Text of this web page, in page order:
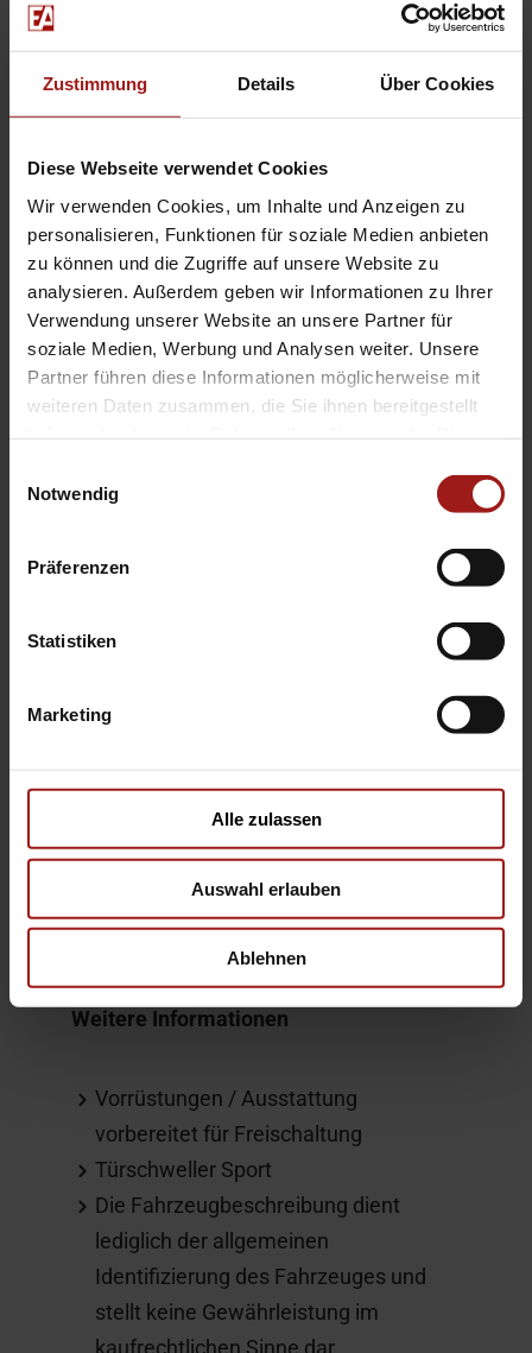
Zustimmung Details Über Cookies
Diese Webseite verwendet Cookies
Wir verwenden Cookies, um Inhalte und Anzeigen zu
personalisieren, Funktionen für soziale Medien anbieten
zu können und die Zugriffe auf unsere Website zu
analysieren. Außerdem geben wir Informationen zu Ihrer
Verwendung unserer Website an unsere Partner für
soziale Medien, Werbung und Analysen weiter. Unsere
Partner führen diese Informationen möglicherweise mit
weiteren Daten zusammen, die Sie ihnen bereitgestellt
Notwendig
Präferenzen
Statistiken
Marketing
Alle zulassen
Auswahl erlauben
Ablehnen
Mild-Hybrid
Schaltpunktanzeige
Steckdose 12V
teilautomatisierte Fahrassistenz
Laderaum-Zurrgurt
2 Zusatzsteckdosen hinten
autom. Leuchtweitenreg.
Intelligenter Geschwind.assistent
Sport-Fahrwerk
Bremssättel rot lackiert
HU/AU neu
CO2 Effizienzklasse (gewichtet): E
Verzurrösen/-leisten
Weitere Informationen
Vorrüstungen / Ausstattung
vorbereitet für Freischaltung
Türschweller Sport
Die Fahrzeugbeschreibung dient
lediglich der allgemeinen
Identifizierung des Fahrzeuges und
stellt keine Gewährleistung im
kaufrechtlichen Sinne dar.